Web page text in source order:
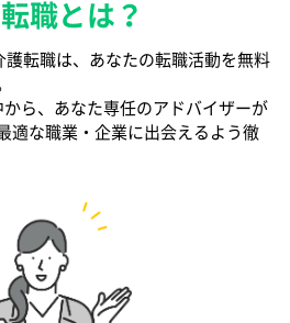
職とは？
護転職は、あなたの転職活動を無料
ら、あなた専任のアドバイザーが
適な職業・企業に出会えるよう徹